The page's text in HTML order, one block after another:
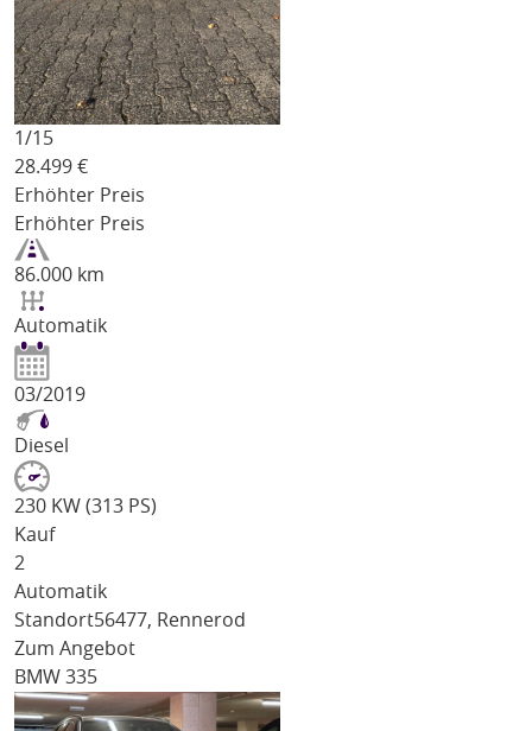
1/15
28.499 €
Erhöhter Preis
Erhöhter Preis
86.000 km
Automatik
03/2019
Diesel
230 KW (313 PS)
Kauf
2
Automatik
Standort56477, Rennerod
Zum Angebot
BMW 335